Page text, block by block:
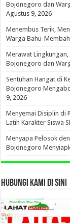
Bojonegoro dan
Agustus 9, 2026
Menembus Terik,
Warga Bahu-
Merawat
Bojonegoro dan
Sentuhan Hangat di
Bojonegoro
9, 2026
Menyemai Disiplin di
Latih Karakter Siswa
Menyapa Pelosok
Bojonegoro
HUBUNGI KAMI DI SINI